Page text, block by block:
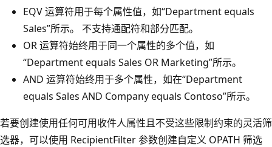
EQV 运算符用于每个属性值，如“Department equals
Sales”所示。 不支持通配符和部分匹配。
OR 运算符始终用于同一个属性的多个值，如
“Department equals Sales OR Marketing”所示。
AND 运算符始终用于多个属性，如在“Department
equals Sales AND Company equals Contoso”所示。
若要创建使用任何可用收件人属性且不受这些限制约束的灵活筛
选器，可以使用 RecipientFilter 参数创建自定义 OPATH 筛选